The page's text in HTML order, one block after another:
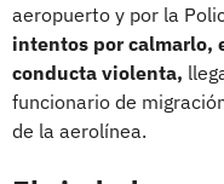
aeropuerto y por la
intentos por calmarlo,
conducta violenta,
funcionario de
de la aerolínea.